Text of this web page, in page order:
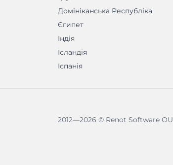
Домініканська Республіка
Єгипет
Індія
Ісландія
Іспанія
2012—2026 © Renot Software OU